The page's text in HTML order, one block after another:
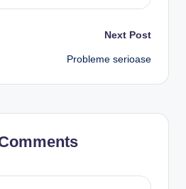
Next Post
Probleme serioase